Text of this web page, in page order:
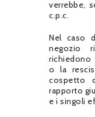
verrebbe,
c.p.c.
Nel caso
negozio
richiedono
o la
cospetto
rapporto
e i singoli